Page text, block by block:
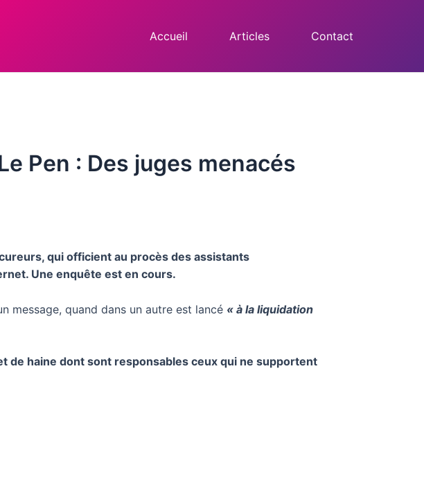
Accueil Articles Contact
Pen : Des juges menacés
qui officient au procès des assistants
Une enquête est en cours.
message, quand dans un autre est lancé « à la liquidation
de haine dont sont responsables ceux qui ne supportent